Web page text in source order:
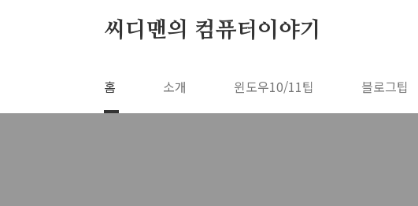
씨디맨의 컴퓨터이야기
홈 소개 윈도우10/11팁 블로그팁